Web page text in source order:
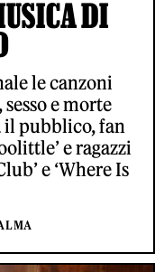
DI
le canzoni
e morte
il pubblico, fan
e ragazzi
e ‘Where Is